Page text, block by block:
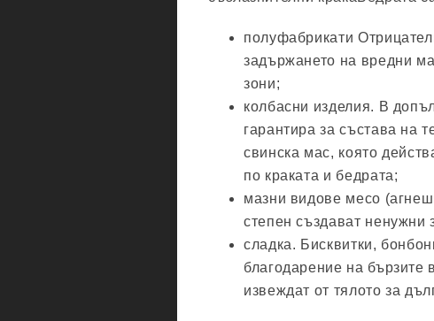
полуфабрикати
задържането на вредни
зони;
колбасни изделия. В
гарантира за състава на
свинска мас, която
по краката и бедрата;
мазни видове месо
степен създават ненужни
сладка. Бисквитки,
благодарение на бързите
извеждат от тялото за